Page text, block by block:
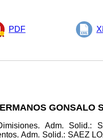
PDF
GONSALO
Adm. Solid.:
Adm. Solid.: SAEZ